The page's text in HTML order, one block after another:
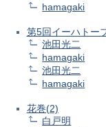
hamagaki
第5回イーハトー
池田光二
hamagaki
池田光二
hamagaki
花巻(2)
白戸明